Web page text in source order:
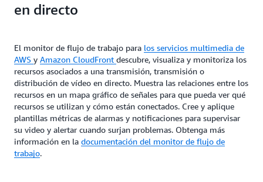
en directo
El monitor de flujo de trabajo para los servicios multimedia de
AWS y Amazon CloudFront descubre, visualiza y monitoriza los
recursos asociados a una transmisión, transmisión o
distribución de vídeo en directo. Muestra las relaciones entre los
recursos en un mapa gráfico de señales para que pueda ver qué
recursos se utilizan y cómo están conectados. Cree y aplique
plantillas métricas de alarmas y notificaciones para supervisar
su video y alertar cuando surjan problemas. Obtenga más
información en la documentación del monitor de flujo de
trabajo.